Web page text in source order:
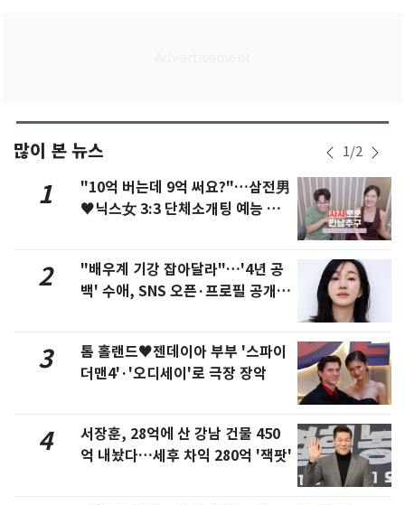
많이 본 뉴스 1/2
1
"10억 버는데 9억 써요?"…삼전男
♥닉스女 3:3 단체소개팅 예능 화
2
"배우계 기강 잡아달라"…'4년 공
백' 수애, SNS 오픈·프로필 공개
3
톰 홀랜드♥젠데이아 부부 '스파이
더맨4'·'오디세이'로 극장 장악
4
서장훈, 28억에 산 강남 건물 450
억 내놨다…세후 차익 280억 '잭팟'